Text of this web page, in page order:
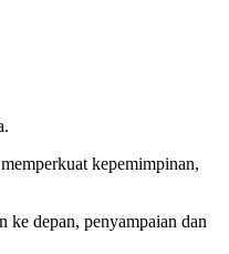
kepemimpinan,
ke depan, penyampaian dan